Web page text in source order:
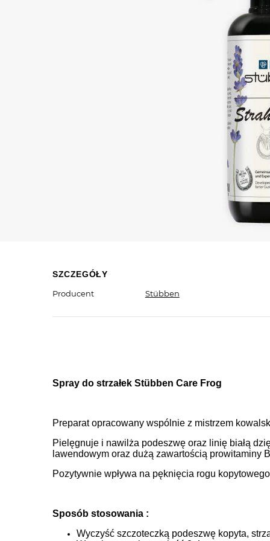
SZCZEGÓŁY
Producent
Stübben
Spray do strzałek Stübben Care Frog
Preparat opracowany wspólnie z mistrzem
Pielęgnuje i nawilża podeszwę oraz linię białą
lawendowym oraz dużą zawartością prowitaminy
Pozytywnie wpływa na pęknięcia rogu
Sposób stosowania :
Wyczyść szczoteczką podeszwę kopyta,